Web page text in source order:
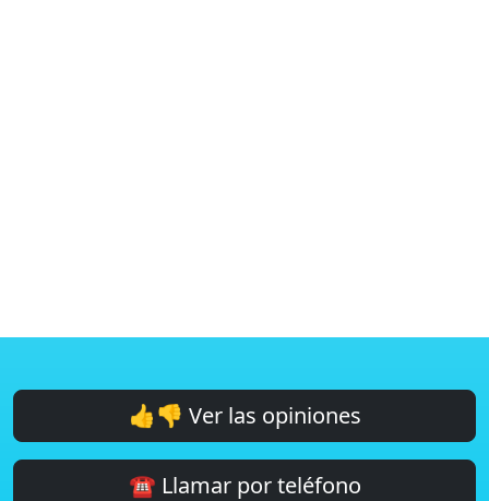
👍👎 Ver las opiniones
☎️ Llamar por teléfono